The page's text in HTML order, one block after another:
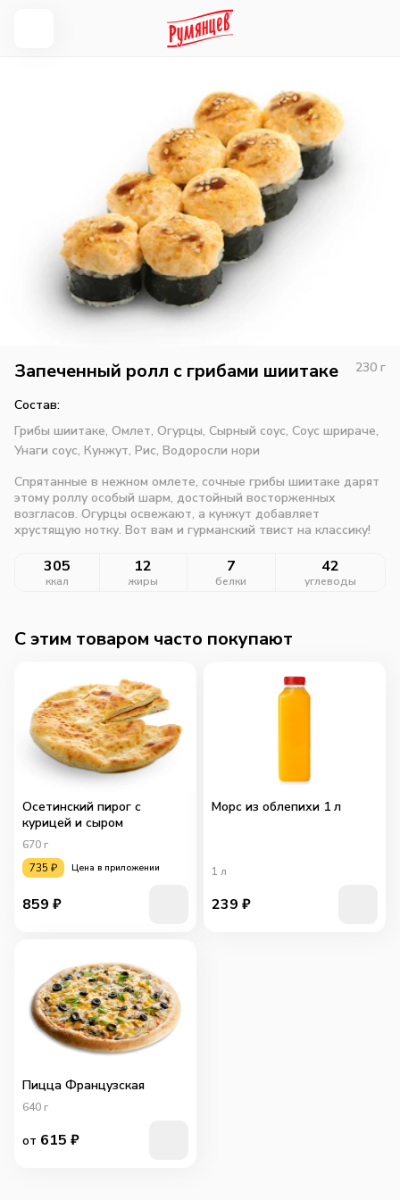
Запеченный ролл с грибами шиитаке 230 г
Состав:
Грибы шиитаке, Омлет, Огурцы, Сырный соус, Соус шрираче,
Унаги соус, Кунжут, Рис, Водоросли нори
Спрятанные в нежном омлете, сочные грибы шиитаке дарят
этому роллу особый шарм, достойный восторженных
возгласов. Огурцы освежают, а кунжут добавляет
хрустящую нотку. Вот вам и гурманский твист на классику!
305
ккал
12
жиры
7
белки
42
углеводы
C этим товаром часто покупают
Осетинский пирог с
курицей и сыром
670 г
735 ₽ Цена в приложении
859 ₽
Морс из облепихи 1 л
1 л
239 ₽
Пицца Французская
640 г
от 615 ₽